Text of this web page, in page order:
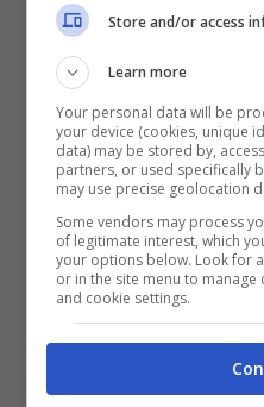
completamente
casa. Andiamo
avuto molto modo
contento perchè si
persona diversa da
precedentemente. Il
un pò declinato
chiudo. Non
comune per come
diversamente”.
Store and/or access
Learn more
Your personal data will be
your device (cookies, unique
data) may be stored by,
partners, or used specifically
may use precise geolocation
Some vendors may process
of legitimate interest, which
your options below. Look for
or in the site menu to
and cookie settings.